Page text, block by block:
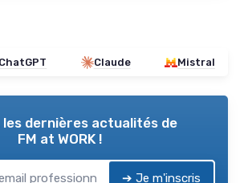
ChatGPT Claude Mistral
les dernières actualités de
FM at WORK !
➔ Je m'inscris